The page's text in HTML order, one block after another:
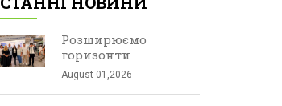
Розширюємо
горизонти
August 01,2026